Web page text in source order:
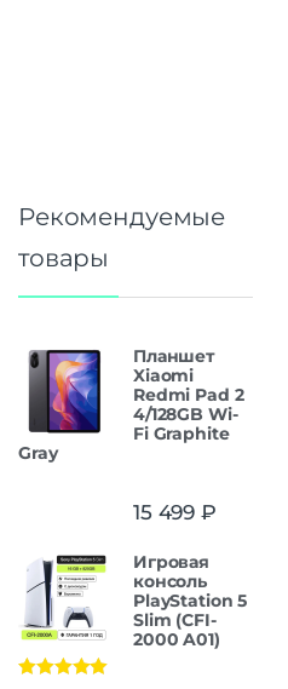
Рекомендуемые
товары
Планшет
Xiaomi
Redmi Pad 2
4/128GB Wi-
Fi Graphite
Gray
15 499 ₽
Игровая
консоль
PlayStation 5
Slim (CFI-
2000 A01)